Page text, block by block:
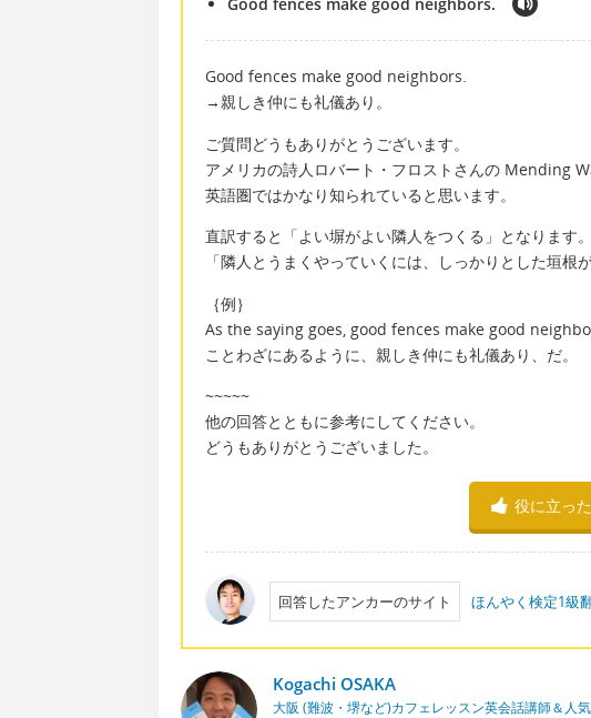
Good fences make good neighbors.
Good fences make good neighbors.
→親しき仲にも礼儀あり。
ご質問どうもありがとうございます。
アメリカの詩人ロバート・フロストさんの Mending
英語圏ではかなり知られていると思います。
直訳すると「よい塀がよい隣人をつくる」となります。
「隣人とうまくやっていくには、しっかりとした垣根
｛例｝
As the saying goes, good fences make good
ことわざにあるように、親しき仲にも礼儀あり、だ。
~~~~~
他の回答とともに参考にしてください。
どうもありがとうございました。
役に立った
回答したアンカーのサイト ほんやく検定1級
Kogachi OSAKA
大阪 (難波・堺など)カフェレッスン英会話講師＆人